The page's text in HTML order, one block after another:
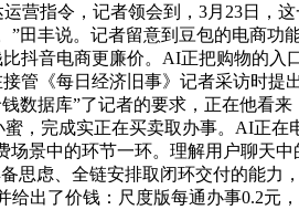
营指令，记者领会到，3月23日，
田丰说。记者留意到豆包的电商功
抖音电商更廉价。AI正把购物的入
管《每日经济旧事》记者采访时提
数据库”了记者的要求，正在他看
，完成实正在买卖取办事。AI正在
景中的环节一环。理解用户聊天
虑、全链安排取闭环交付的能力
出了价钱：尺度版每通办事0.2元